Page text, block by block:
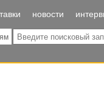
новости